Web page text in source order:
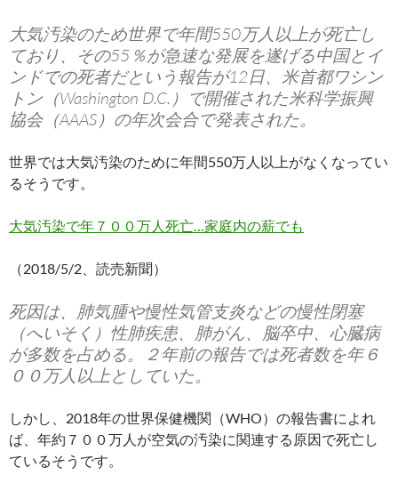
大気汚染のため世界で年間550万人以上が死亡し
ており、その55％が急速な発展を遂げる中国とイ
ンドでの死者だという報告が12日、米首都ワシン
トン（Washington D.C.）で開催された米科学振興
協会（AAAS）の年次会合で発表された。
世界では大気汚染のために年間550万人以上がなくなってい
るそうです。
大気汚染で年７００万人死亡…家庭内の薪でも
（2018/5/2、読売新聞）
死因は、肺気腫や慢性気管支炎などの慢性閉塞
（へいそく）性肺疾患、肺がん、脳卒中、心臓病
が多数を占める。２年前の報告では死者数を年６
００万人以上としていた。
しかし、2018年の世界保健機関（WHO）の報告書によれ
ば、年約７００万人が空気の汚染に関連する原因で死亡し
ているそうです。